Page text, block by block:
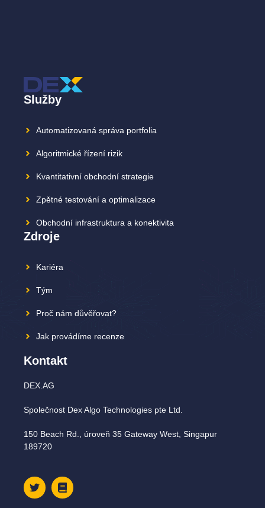
Služby
Automatizovaná správa portfolia
Algoritmické řízení rizik
Kvantitativní obchodní strategie
Zpětné testování a optimalizace
Obchodní infrastruktura a konektivita
Zdroje
Kariéra
Tým
Proč nám důvěřovat?
Jak provádíme recenze
Kontakt
DEX.AG
Společnost Dex Algo Technologies pte Ltd.
150 Beach Rd., úroveň 35 Gateway West, Singapur
189720